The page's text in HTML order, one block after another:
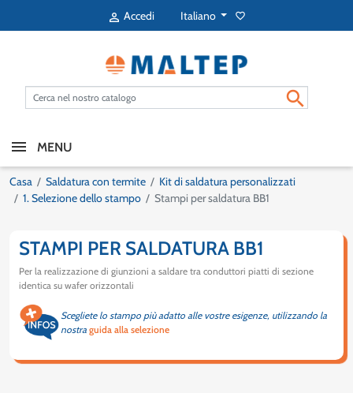
 Accedi Italiano favorite_border

MENU
Casa Saldatura con termite
Kit di saldatura personalizzati
1. Selezione dello stampo
Stampi per saldatura BB1
STAMPI PER SALDATURA BB1
Per la realizzazione di giunzioni a saldare tra conduttori piatti di sezione
identica su wafer orizzontali
Scegliete lo stampo più adatto alle vostre esigenze, utilizzando la
nostra guida alla selezione